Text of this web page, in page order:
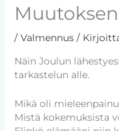
/Valmennus /
Näin Joulun
tarkastelun alle.
Mikä oli
Mistä kokemuksista